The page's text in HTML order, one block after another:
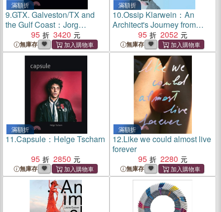
滿額折
9.GTX. Galveston/TX and
the Gulf Coast：Jorg
Rubbert95 3420
無庫存
滿額折
10.Ossip Klarwein：An
Architect's Journey from
Berlin to Jerusalem
95 2052
無庫存
滿額折
11.Capsule：Helge Tscharn
95
2850
無庫存
滿額折
12.Like we could almost live
forever
95
2280
無庫存